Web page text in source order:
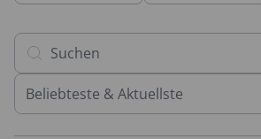
Beliebteste & Aktuellste